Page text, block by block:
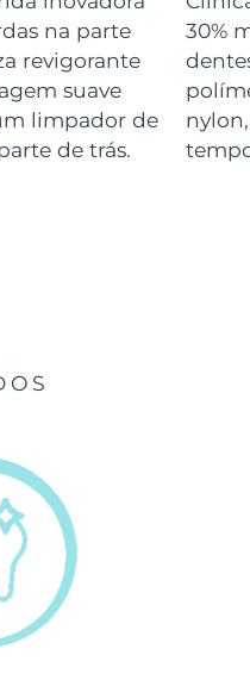
na parte
revigorante
suave
limpador de
de trás.
30%
prevista08/08/2026
prevista 10/08/2026
prevista11/08/2026
prevista
prevista
Entrega prevista
Entrega prevista